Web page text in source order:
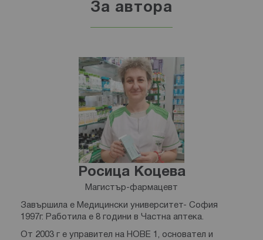
За автора
Росица Коцева
Магистър-фармацевт
Завършила е Медицински университет- София
1997г. Работила е 8 години в Частна аптека.
От 2003 г е управител на НОВЕ 1, основател и